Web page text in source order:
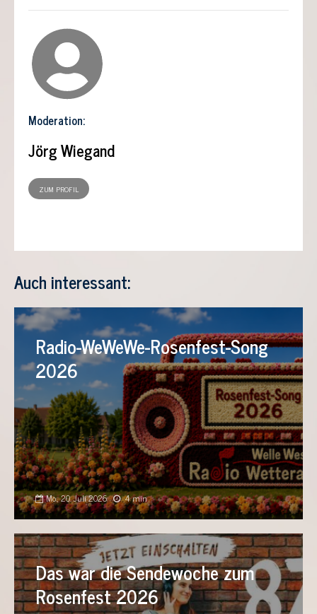
Moderation:
Jörg Wiegand
ZUM PROFIL
Auch interessant:
Radio-WeWeWe-Rosenfest-Song
2026
Mo., 20. Juli 2026 4 min
Das war die Sendewoche zum
Rosenfest 2026